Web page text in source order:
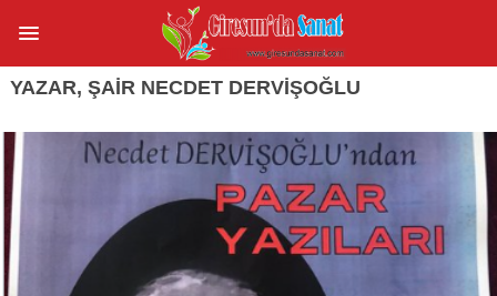
YAZAR, ŞAIR NECDET DERVIŞOĞLU